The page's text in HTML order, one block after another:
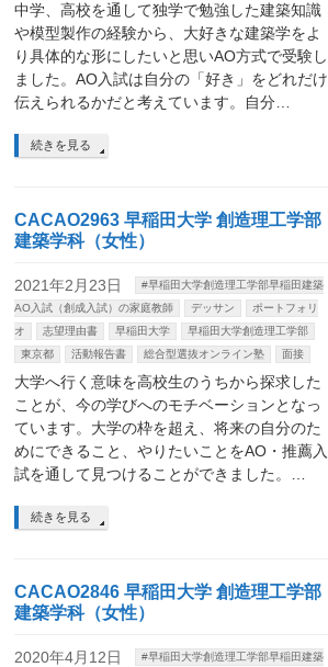
中学、高校を通して独学で勉強した建築知識
や模型製作の経験から、大好きな建築学をよ
り具体的な形にしたいと思いAO方式で受験し
ました。AO入試は自分の「好き」をどれだけ
伝えられるかだと考えています。自分…
続きを見る
CACAO2963 早稲田大学 創造理工学部
建築学科（女性）
2021年2月23日
#早稲田大学創造理工学部早稲田建築
AO入試（創成入試）の家庭教師
デッサン
ポートフォリ
オ
志望理由書 早稲田大学
早稲田大学創造理工学部
東京都
活動報告書 総合型選抜オンライン塾 面接
大学へ行く意味を高校生のうちから探求した
ことが、今の学びへのモチベーションとなっ
ています。大学の枠を超え、将来の自分のた
めにできること、やりたいことをAO・推薦入
試を通して見つけることができました。…
続きを見る
CACAO2846 早稲田大学 創造理工学部
建築学科（女性）
2020年4月12日
#早稲田大学創造理工学部早稲田建築